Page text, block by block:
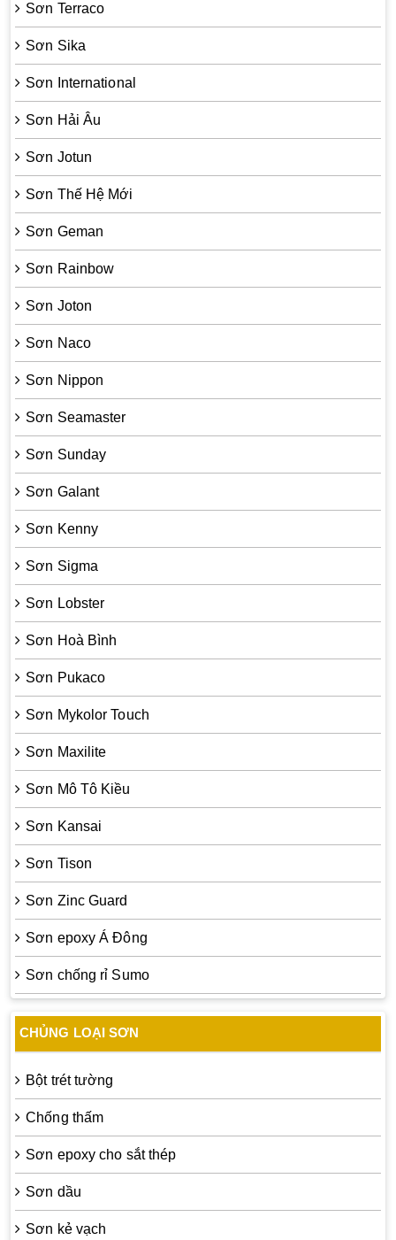
Sơn Terraco
Sơn Sika
Sơn International
Sơn Hải Âu
Sơn Jotun
Sơn Thế Hệ Mới
Sơn Geman
Sơn Rainbow
Sơn Joton
Sơn Naco
Sơn Nippon
Sơn Seamaster
Sơn Sunday
Sơn Galant
Sơn Kenny
Sơn Sigma
Sơn Lobster
Sơn Hoà Bình
Sơn Pukaco
Sơn Mykolor Touch
Sơn Maxilite
Sơn Mô Tô Kiều
Sơn Kansai
Sơn Tison
Sơn Zinc Guard
Sơn epoxy Á Đông
Sơn chống rỉ Sumo
CHỦNG LOẠI SƠN
Bột trét tường
Chống thấm
Sơn epoxy cho sắt thép
Sơn dầu
Sơn kẻ vạch